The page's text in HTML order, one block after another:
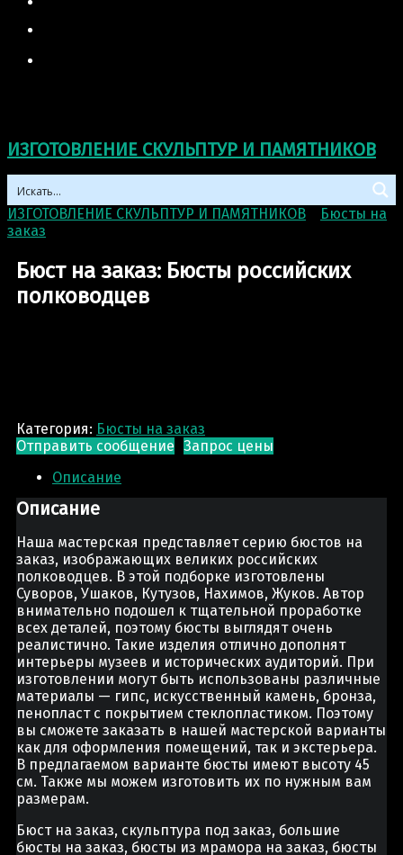
ИЗГОТОВЛЕНИЕ СКУЛЬПТУР И ПАМЯТНИКОВ
ИЗГОТОВЛЕНИЕ СКУЛЬПТУР И ПАМЯТНИКОВ
Бюсты на
заказ
Бюст на заказ: Бюсты российских
полководцев
Категория: Бюсты на заказ
Отправить сообщение Запрос цены
Описание
Описание
Наша мастерская представляет серию бюстов на
заказ, изображающих великих российских
полководцев. В этой подборке изготовлены
Суворов, Ушаков, Кутузов, Нахимов, Жуков. Автор
внимательно подошел к тщательной проработке
всех деталей, поэтому бюсты выглядят очень
реалистично. Такие изделия отлично дополнят
интерьеры музеев и исторических аудиторий. При
изготовлении могут быть использованы различные
материалы — гипс, искусственный камень, бронза,
пенопласт с покрытием стеклопластиком. Поэтому
вы сможете заказать в нашей мастерской варианты
как для оформления помещений, так и экстерьера.
В предлагаемом варианте бюсты имеют высоту 45
см. Также мы можем изготовить их по нужным вам
размерам.
Бюст на заказ, скульптура под заказ, большие
бюсты на заказ, бюсты из мрамора на заказ, бюсты